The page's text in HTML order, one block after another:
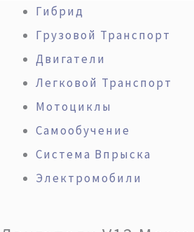
Гибрид
Грузовой Транспорт
Двигатели
Легковой Транспорт
Мотоциклы
Самообучение
Система Впрыска
Электромобили